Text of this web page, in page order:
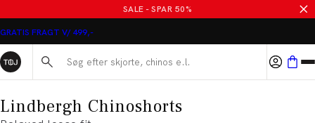
SALE - SPAR 50%
GRATIS FRAGT V/ 499,-
Søg her...
Lindbergh Chinoshorts